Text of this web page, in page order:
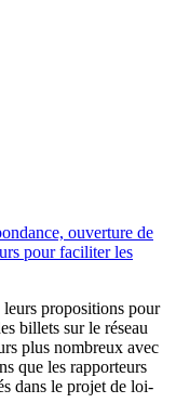
ouverture de
pour faciliter les
propositions pour
billets sur le réseau
plus nombreux avec
que les rapporteurs
dans le projet de loi-